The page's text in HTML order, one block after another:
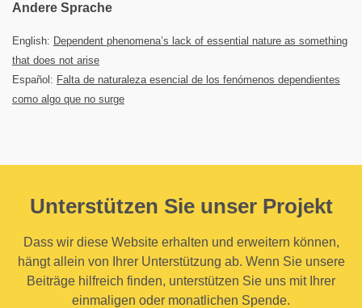
Andere Sprache
English: Dependent phenomena’s lack of essential nature as something
that does not arise
Español: Falta de naturaleza esencial de los fenómenos dependientes
como algo que no surge
Unterstützen Sie unser Projekt
Dass wir diese Website erhalten und erweitern können,
hängt allein von Ihrer Unterstützung ab. Wenn Sie unsere
Beiträge hilfreich finden, unterstützen Sie uns mit Ihrer
einmaligen oder monatlichen Spende.